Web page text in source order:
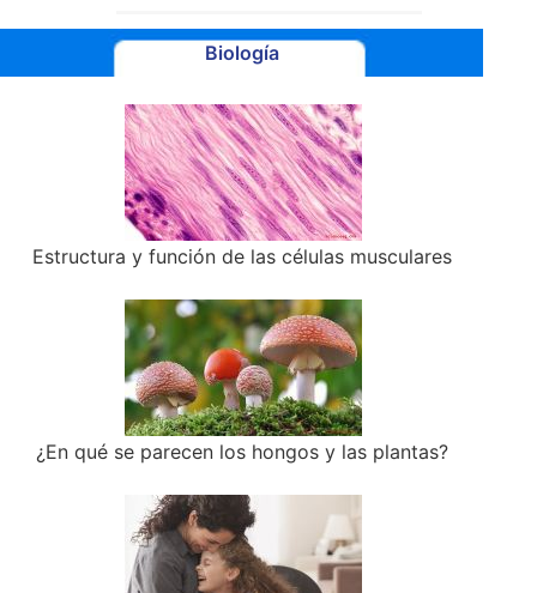
Biología
Estructura y función de las células musculares
¿En qué se parecen los hongos y las plantas?